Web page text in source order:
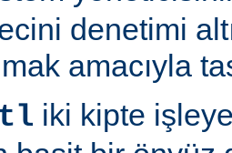
denetimi
amacıyla
iki kipte